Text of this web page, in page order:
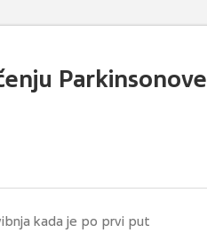
Parkinsonove
kada je po prvi put